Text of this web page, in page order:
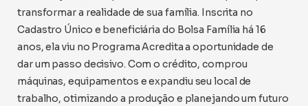
transformar a realidade de sua família. Inscrita no
Cadastro Único e beneficiária do Bolsa Família há 16
anos, ela viu no Programa Acredita a oportunidade de
dar um passo decisivo. Com o crédito, comprou
máquinas, equipamentos e expandiu seu local de
trabalho, otimizando a produção e planejando um futuro